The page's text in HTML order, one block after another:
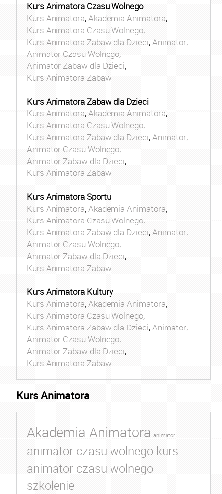
Kurs Animatora Czasu Wolnego
Kurs Animatora,Akademia Animatora,
Kurs Animatora Czasu Wolnego,
Kurs Animatora Zabaw dla Dzieci,Animator,
Animator Czasu Wolnego,
Animator Zabaw dla Dzieci,
Kurs Animatora Zabaw
Kurs Animatora Zabaw dla Dzieci
Kurs Animatora,Akademia Animatora,
Kurs Animatora Czasu Wolnego,
Kurs Animatora Zabaw dla Dzieci,Animator,
Animator Czasu Wolnego,
Animator Zabaw dla Dzieci,
Kurs Animatora Zabaw
Kurs Animatora Sportu
Kurs Animatora,Akademia Animatora,
Kurs Animatora Czasu Wolnego,
Kurs Animatora Zabaw dla Dzieci,Animator,
Animator Czasu Wolnego,
Animator Zabaw dla Dzieci,
Kurs Animatora Zabaw
Kurs Animatora Kultury
Kurs Animatora,Akademia Animatora,
Kurs Animatora Czasu Wolnego,
Kurs Animatora Zabaw dla Dzieci,Animator,
Animator Czasu Wolnego,
Animator Zabaw dla Dzieci,
Kurs Animatora Zabaw
Kurs Animatora
Akademia Animatora animator
animator czasu wolnego kurs
animator czasu wolnego
szkolenie